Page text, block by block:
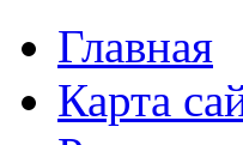
Главная
Карта